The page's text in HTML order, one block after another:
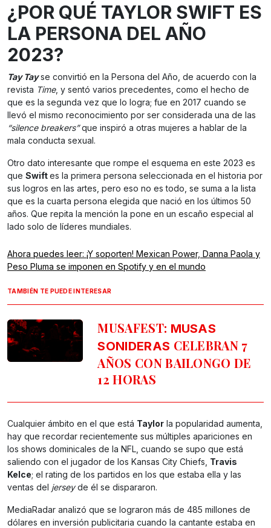
¿POR QUÉ TAYLOR SWIFT ES
LA PERSONA DEL AÑO
2023?
Tay Tayse convirtió en la Persona del Año, de acuerdo con la
revista Time, y sentó varios precedentes, como el hecho de
que es la segunda vez que lo logra; fue en 2017 cuando se
llevó el mismo reconocimiento por ser considerada una de las
“silence breakers”que inspiró a otras mujeres a hablar de la
mala conducta sexual.
Otro dato interesante que rompe el esquema en este 2023 es
que Swiftes la primera persona seleccionada en el historia por
sus logros en las artes, pero eso no es todo, se suma a la lista
que es la cuarta persona elegida que nació en los últimos 50
años. Que repita la mención la pone en un escaño especial al
lado solo de líderes mundiales.
Ahora puedes leer: ¡Y soporten! Mexican Power, Danna Paola y
Peso Pluma se imponen en Spotify y en el mundo
TAMBIÉN TE PUEDE INTERESAR
MUSAFEST: MUSAS
SONIDERAS CELEBRAN 7
AÑOS CON BAILONGO DE
12 HORAS
Cualquier ámbito en el que está Taylor la popularidad aumenta,
hay que recordar recientemente sus múltiples apariciones en
los shows dominicales de la NFL, cuando se supo que está
saliendo con el jugador de los Kansas City Chiefs, Travis
Kelce; el rating de los partidos en los que estaba ella y las
ventas del jerseyde él se dispararon.
MediaRadar analizó que se lograron más de 485 millones de
dólares en inversión publicitaria cuando la cantante estaba en